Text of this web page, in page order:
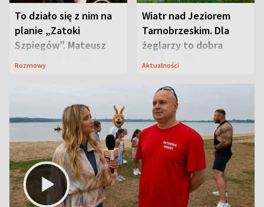
To działo się z nim na
planie „Zatoki
Szpiegów”. Mateusz
Janicki odsłonił
Rozmowy
Wiatr nad Jeziorem
Tarnobrzeskim. Dla
żeglarzy to dobra
wiadomość
Aktualności